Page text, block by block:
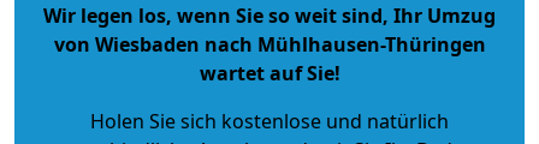
Wir legen los, wenn Sie so weit sind, Ihr Umzug
von Wiesbaden nach Mühlhausen-Thüringen
wartet auf Sie!
Holen Sie sich kostenlose und natürlich